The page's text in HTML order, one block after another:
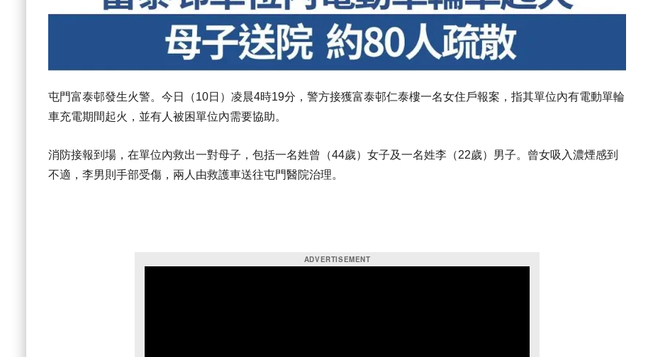
屯門富泰邨發生火警。今日（10日）凌晨4時19分，警方接獲富泰邨仁泰樓一名女住戶報案，指其單位內有電動單輪
車充電期間起火，並有人被困單位內需要協助。
消防接報到場，在單位內救出一對母子，包括一名姓曾（44歲）女子及一名姓李（22歲）男子。曾女吸入濃煙感到
不適，李男則手部受傷，兩人由救護車送往屯門醫院治理。